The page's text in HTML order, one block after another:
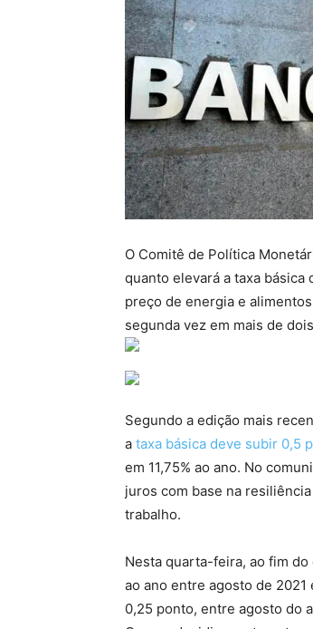
O Comitê de Política
quanto elevará a taxa
preço de energia e
segunda vez em mais de
Segundo a edição mais
a taxa básica deve subir 0,5
em 11,75% ao ano. No
juros com base na
trabalho.
Nesta quarta-feira, ao fim do
ao ano entre agosto de
0,25 ponto, entre agosto do